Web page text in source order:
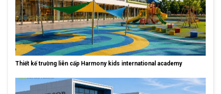
Thiết kế trường liên cấp Harmony kids international academy